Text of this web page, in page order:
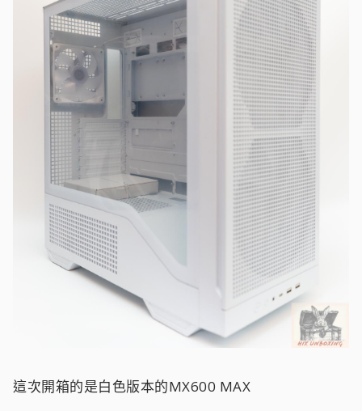
這次開箱的是白色版本的MX600 MAX